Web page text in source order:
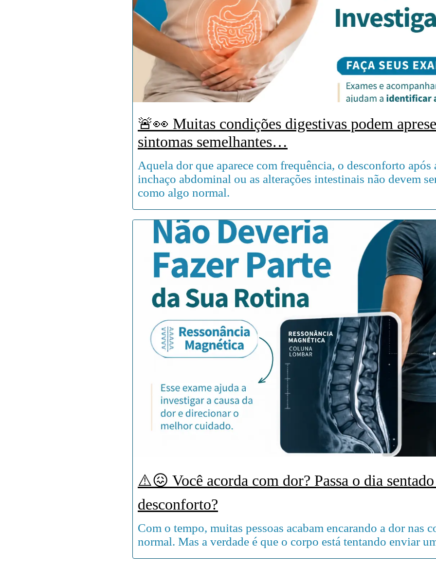
🚨👀 Muitas condições digestivas podem
sintomas semelhantes…
Aquela dor que aparece com frequência, o desconforto após
inchaço abdominal ou as alterações intestinais não devem
como algo normal.
⚠️😖 Você acorda com dor? Passa o dia
desconforto?
Com o tempo, muitas pessoas acabam encarando a dor nas
normal. Mas a verdade é que o corpo está tentando enviar